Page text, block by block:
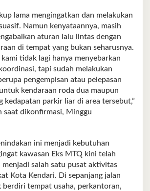
lama mengingatkan dan melakukan
Namun kenyataannya, masih
aturan lalu lintas dengan
di tempat yang bukan seharusnya.
tidak lagi hanya menyebarkan
tapi sudah melakukan
pengempisan atau pelepasan
kendaraan roda dua maupun
kedapatan parkir liar di area tersebut,”
saat dikonfirmasi, Minggu
ini menjadi kebutuhan
kawasan Eks MTQ kini telah
salah satu pusat aktivitas
Kota Kendari. Di sepanjang jalan
berdiri tempat usaha, perkantoran,